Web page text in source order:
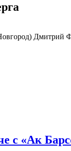
Дмитрий
с «Ак